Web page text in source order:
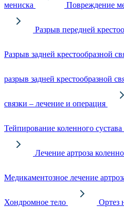
мениска Повреждение
Разрыв передней
Разрыв задней крестообразной
разрыв задней крестообразной
связки – лечение и операция
Тейпирование коленного сустава
Лечение артроза
Медикаментозное лечение
Хондромное тело Ортез